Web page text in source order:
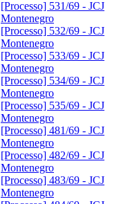
[Processo] 531/69 - JCJ
Montenegro
[Processo] 532/69 - JCJ
Montenegro
[Processo] 533/69 - JCJ
Montenegro
[Processo] 534/69 - JCJ
Montenegro
[Processo] 535/69 - JCJ
Montenegro
[Processo] 481/69 - JCJ
Montenegro
[Processo] 482/69 - JCJ
Montenegro
[Processo] 483/69 - JCJ
Montenegro